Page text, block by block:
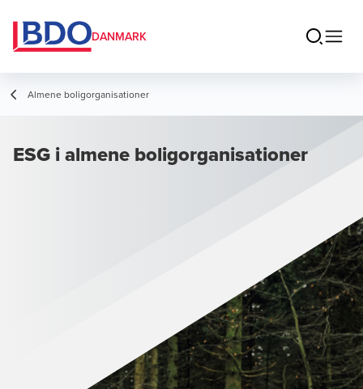
DANMARK
Almene boligorganisationer
ESG i almene boligorganisationer